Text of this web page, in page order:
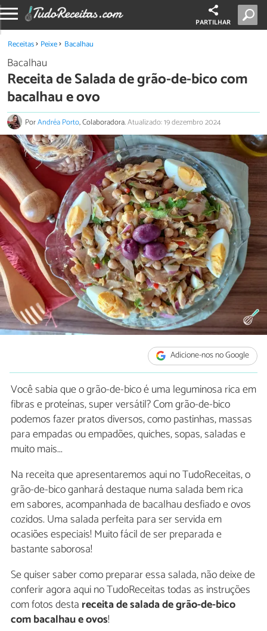
PARTILHAR
Receitas Peixe Bacalhau
Bacalhau
Receita de Salada de grão-de-bico com
bacalhau e ovo
PorAndréa Porto, Colaboradora.Atualizado: 19 dezembro 2024
Adicione-nos no Google
Você sabia que o grão-de-bico é uma leguminosa rica em
fibras e proteínas, super versátil? Com grão-de-bico
podemos fazer pratos diversos, como pastinhas, massas
para empadas ou empadões, quiches, sopas, saladas e
muito mais...
Na receita que apresentaremos aqui no TudoReceitas, o
grão-de-bico ganhará destaque numa salada bem rica
em sabores, acompanhada de bacalhau desfiado e ovos
cozidos. Uma salada perfeita para ser servida em
ocasiões especiais! Muito fácil de ser preparada e
bastante saborosa!
Se quiser saber como preparar essa salada, não deixe de
conferir agora aqui no TudoReceitas todas as instruções
com fotos desta receita de salada de grão-de-bico
com bacalhau e ovos!